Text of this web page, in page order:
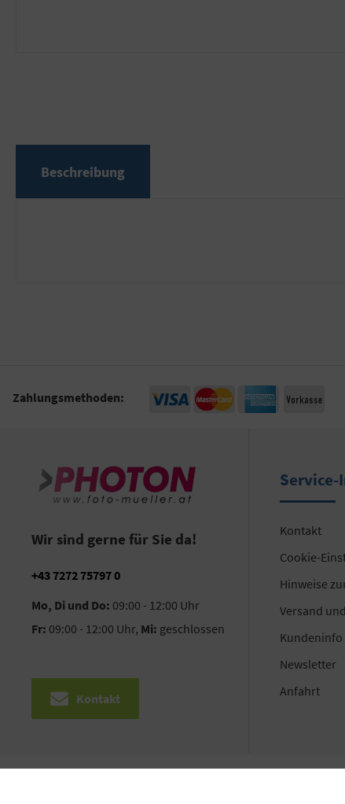
Beschreibung
Zahlungsmethoden:
Wir sind gerne für Sie da!
+43 7272 75797 0
Mo, Di und Do: 09:00 - 12:00 Uhr
Fr: 09:00 - 12:00 Uhr, Mi: geschlossen
Kontakt
Kontakt
Cookie-
Hinweise
Versand
Kundeninfo
Newsletter
Anfahrt